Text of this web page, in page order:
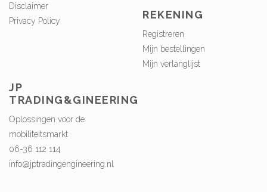
Disclaimer
Privacy Policy
REKENING
Registreren
Mijn bestellingen
Mijn verlanglijst
JP
TRADING&GINEERING
Oplossingen voor de
mobiliteitsmarkt
06-36 112 114
info@jptradingengineering.nl